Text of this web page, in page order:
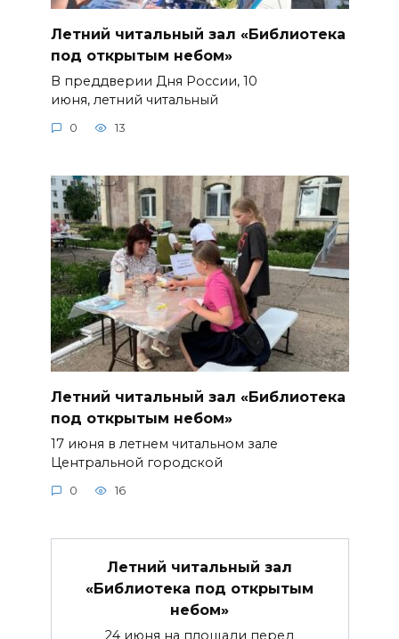
Летний читальный зал «Библиотека
под открытым небом»
В преддверии Дня России, 10
июня, летний читальный
0 13
Летний читальный зал «Библиотека
под открытым небом»
17 июня в летнем читальном зале
Центральной городской
0 16
Летний читальный зал
«Библиотека под открытым
небом»
24 июня на площади перед